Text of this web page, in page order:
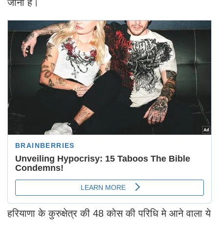
जानी है।
हरियाणा के कुरुक्षेत्र की 48 कोस की परिधि मे आने वाला ये